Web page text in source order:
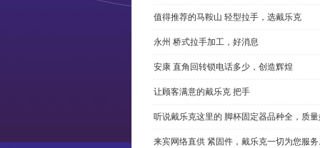
值得推荐的马鞍山 轻型拉手，选戴乐克
永州 桥式拉手加工，好消息
安康 直角回转锁电话多少，创造辉煌
让顾客满意的戴乐克 把手
听说戴乐克这里的 脚杯固定器品种全，质
来宾网络直供 紧固件，戴乐克一切为您服